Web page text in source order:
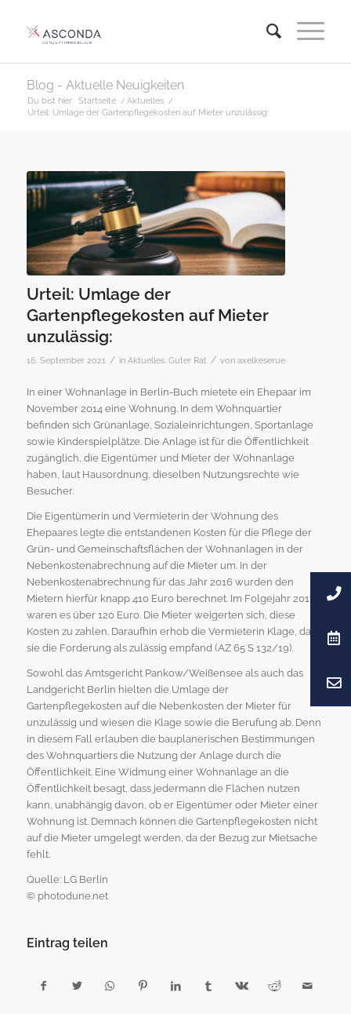
Blog - Aktuelle Neuigkeiten
Du bist hier: Startseite / Aktuelles /
Urteil: Umlage der Gartenpflegekosten auf Mieter unzulässig:
Urteil: Umlage der
Gartenpflegekosten auf Mieter
unzulässig:
16. September 2021 / in Aktuelles, Guter Rat / von axelkeserue
In einer Wohnanlage in Berlin-Buch mietete ein Ehepaar im
November 2014 eine Wohnung. In dem Wohnquartier
befinden sich Grünanlage, Sozialeinrichtungen, Sportanlage
sowie Kinderspielplätze. Die Anlage ist für die Öffentlichkeit
zugänglich, die Eigentümer und Mieter der Wohnanlage
haben, laut Hausordnung, dieselben Nutzungsrechte wie
Besucher.
Die Eigentümerin und Vermieterin der Wohnung des
Ehepaares legte die entstandenen Kosten für die Pflege der
Grün- und Gemeinschaftsflächen der Wohnanlagen in der
Nebenkostenabrechnung auf die Mieter um. In der
Nebenkostenabrechnung für das Jahr 2016 wurden den
Mietern hierfür knapp 410 Euro berechnet. Im Folgejahr 2017
waren es über 120 Euro. Die Mieter weigerten sich, diese
Kosten zu zahlen. Daraufhin erhob die Vermieterin Klage, da
sie die Forderung als zulässig empfand (AZ 65 S 132/19).
Sowohl das Amtsgericht Pankow/Weißensee als auch das
Landgericht Berlin hielten die Umlage der
Gartenpflegekosten auf die Nebenkosten der Mieter für
unzulässig und wiesen die Klage sowie die Berufung ab. Denn
in diesem Fall erlauben die bauplanerischen Bestimmungen
des Wohnquartiers die Nutzung der Anlage durch die
Öffentlichkeit. Eine Widmung einer Wohnanlage an die
Öffentlichkeit besagt, dass jedermann die Flächen nutzen
kann, unabhängig davon, ob er Eigentümer oder Mieter einer
Wohnung ist. Demnach können die Gartenpflegekosten nicht
auf die Mieter umgelegt werden, da der Bezug zur Mietsache
fehlt.
Quelle: LG Berlin
© photodune.net
Eintrag teilen